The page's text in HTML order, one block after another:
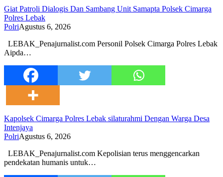
Giat Patroli Dialogis Dan Sambang Unit Samapta Polsek Cimarga
Polres Lebak
PolriAgustus 6, 2026
LEBAK_Penajurnalist.com Personil Polsek Cimarga Polres Lebak
Aipda…
Kapolsek Cimarga Polres Lebak silaturahmi Dengan Warga Desa
Intenjaya
PolriAgustus 6, 2026
LEBAK_Penajurnalist.com Kepolisian terus menggencarkan
pendekatan humanis untuk…